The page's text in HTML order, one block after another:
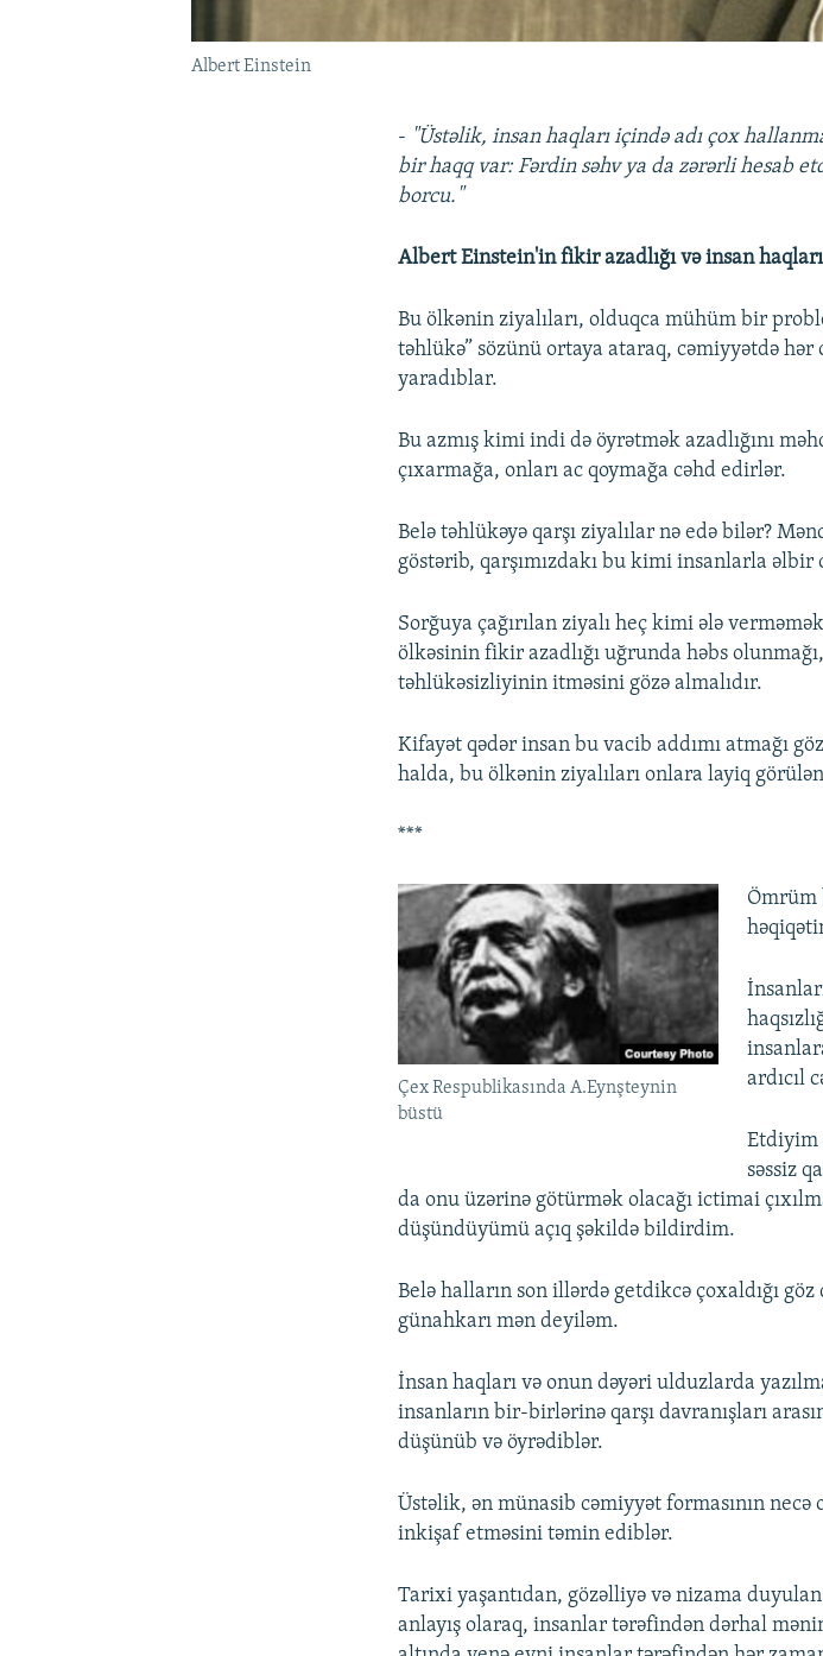
Albert Einstein
- "Üstəlik, insan haqları içində adı çox
bir haqq var: Fərdin səhv ya da zərərli hesab
borcu."
Albert Einstein'in fikir azadlığı və insan
Bu ölkənin ziyalıları, olduqca mühüm bir
təhlükə” sözünü ortaya ataraq, cəmiyyətdə
yaradıblar.
Bu azmış kimi indi də öyrətmək azadlığını
çıxarmağa, onları ac qoymağa cəhd edirlər.
Belə təhlükəyə qarşı ziyalılar nə edə bilər?
göstərib, qarşımızdakı bu kimi insanlarla əlbir
Sorğuya çağırılan ziyalı heç kimi ələ
ölkəsinin fikir azadlığı uğrunda həbs olunmağı,
təhlükəsizliyinin itməsini gözə almalıdır.
Kifayət qədər insan bu vacib addımı atmağı
halda, bu ölkənin ziyalıları onlara layiq
***
Çex Respublikasında A.Eynşteynin
büstü
Ömrüm
ardıcıl
Etdiyim
səssiz
da onu üzərinə götürmək olacağı ictimai
düşündüyümü açıq şəkildə bildirdim.
Belə halların son illərdə getdikcə çoxaldığı
günahkarı mən deyiləm.
İnsan haqları və onun dəyəri ulduzlarda
insanların bir-birlərinə qarşı davranışları
düşünüb və öyrədiblər.
Üstəlik, ən münasib cəmiyyət formasının necə
inkişaf etməsini təmin ediblər.
Tarixi yaşantıdan, gözəlliyə və nizama
anlayış olaraq, insanlar tərəfindən dərhal